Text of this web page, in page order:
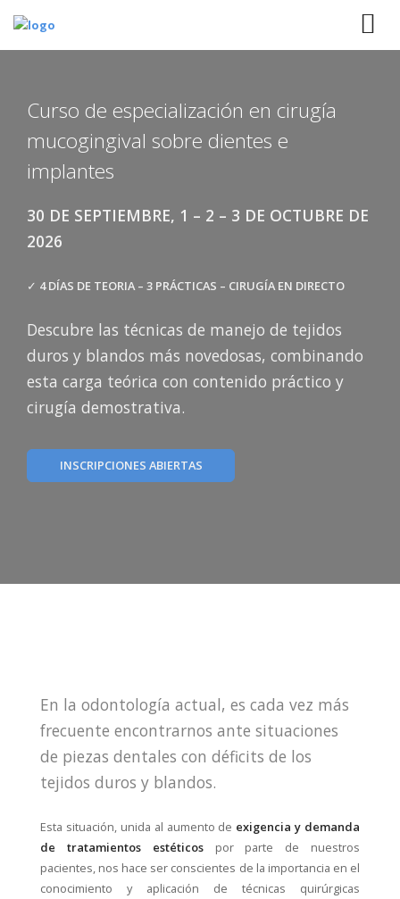
Curso de especialización en cirugía
mucogingival sobre dientes e
implantes
30 DE SEPTIEMBRE, 1 – 2 – 3 DE OCTUBRE DE
2026
✓ 4 DÍAS DE TEORIA – 3 PRÁCTICAS – CIRUGÍA EN DIRECTO
Descubre las técnicas de manejo de tejidos
duros y blandos más novedosas, combinando
esta carga teórica con contenido práctico y
cirugía demostrativa.
INSCRIPCIONES ABIERTAS
En la odontología actual, es cada vez más
frecuente encontrarnos ante situaciones
de piezas dentales con déficits de los
tejidos duros y blandos.
Esta situación, unida al aumento de exigencia y demanda
de tratamientos estéticos por parte de nuestros
pacientes, nos hace ser conscientes de la importancia en el
conocimiento y aplicación de técnicas quirúrgicas